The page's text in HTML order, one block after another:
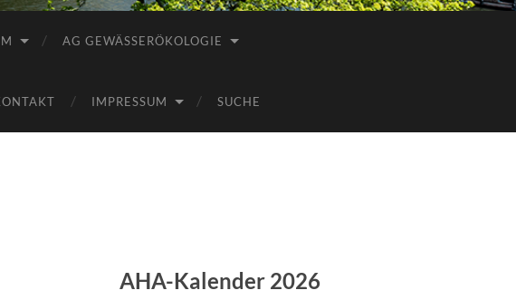
AG GEWÄSSERÖKOLOGIE
IMPRESSUM SUCHE
AHA-Kalender 2026